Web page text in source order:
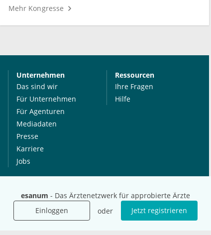
esanum - Das Ärztenetzwerk für approbierte Ärzte
Einloggen
oder Jetzt registrieren
Mehr Kongresse
Unternehmen
Das sind wir
Für Unternehmen
Für Agenturen
Mediadaten
Presse
Karriere
Jobs
Ressourcen
Ihre Fragen
Hilfe
esanum.it
esanum.com
Youtube
Twitter